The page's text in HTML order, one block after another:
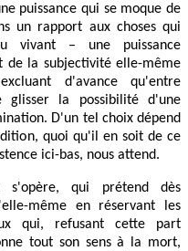
puissance qui se moque de
un rapport aux choses qui
vivant – une puissance
de la subjectivité elle-même
d'avance qu'entre
glisser la possibilité d'une
D'un tel choix dépend
quoi qu'il en soit de ce
ici-bas, nous attend.
s'opère, qui prétend dès
même en réservant les
qui, refusant cette part
tout son sens à la mort,